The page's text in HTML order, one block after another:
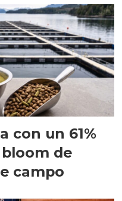
con un 61%
de
campo